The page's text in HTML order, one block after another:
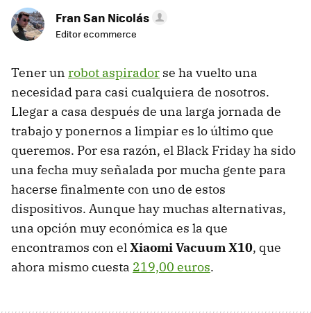
Fran San Nicolás
Editor ecommerce
Tener un robot aspirador se ha vuelto una
necesidad para casi cualquiera de nosotros.
Llegar a casa después de una larga jornada de
trabajo y ponernos a limpiar es lo último que
queremos. Por esa razón, el Black Friday ha sido
una fecha muy señalada por mucha gente para
hacerse finalmente con uno de estos
dispositivos. Aunque hay muchas alternativas,
una opción muy económica es la que
encontramos con elXiaomi Vacuum X10, que
ahora mismo cuesta 219,00 euros.